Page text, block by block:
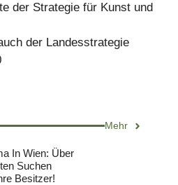
der Strategie für Kunst und
der Landesstrategie
Mehr
In Wien: Über
Suchen
Besitzer!